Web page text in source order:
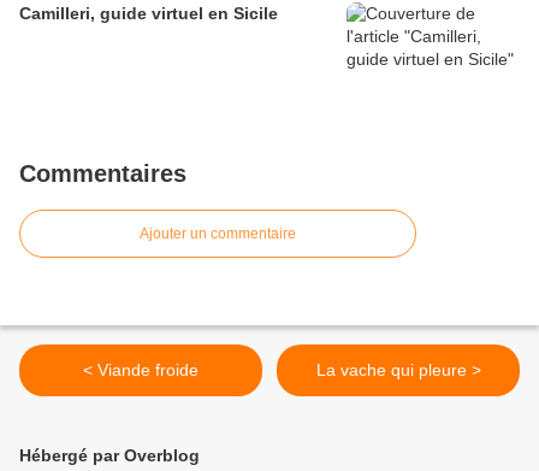
Camilleri, guide virtuel en Sicile
Commentaires
Ajouter un commentaire
< Viande froide La vache qui pleure >
Hébergé par Overblog